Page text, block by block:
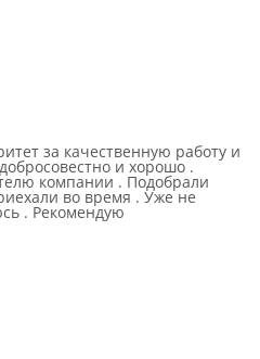
за качественную работу и
и хорошо .
компании . Подобрали
во время . Уже не
. Рекомендую